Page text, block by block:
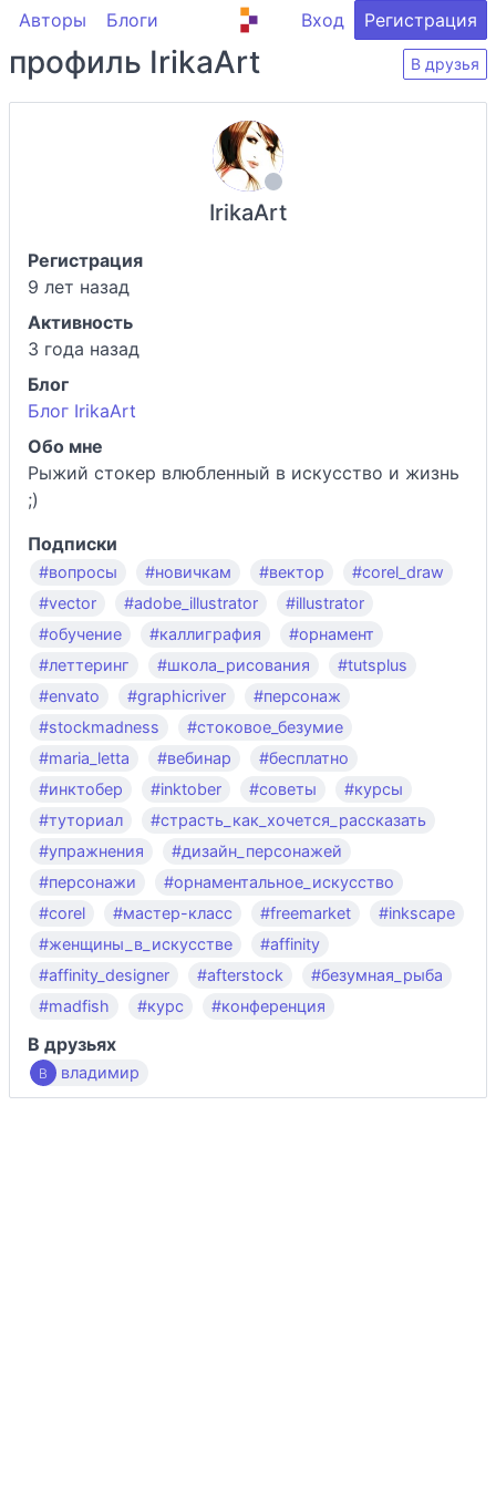
Авторы Блоги Вход Регистрация
профиль IrikaArt В друзья
IrikaArt
Регистрация
9 лет назад
Активность
3 года назад
Блог
Блог IrikaArt
Обо мне
Рыжий стокер влюбленный в искусство и жизнь
;)
Подписки
#вопросы #новичкам #вектор
#corel_draw
#vector
#adobe_illustrator
#illustrator
#обучение
#каллиграфия
#орнамент
#леттеринг
#школа_рисования
#tutsplus
#envato
#graphicriver
#персонаж
#stockmadness
#стоковое_безумие
#maria_letta
#вебинар
#бесплатно
#инктобер
#inktober #советы
#курсы
#туториал
#страсть_как_хочется_рассказать
#упражнения
#дизайн_персонажей
#персонажи
#орнаментальное_искусство
#corel
#мастер-класс #freemarket
#inkscape
#женщины_в_искусстве
#affinity
#affinity_designer
#afterstock
#безумная_рыба
#madfish
#курс #конференция
В друзьях
владимир